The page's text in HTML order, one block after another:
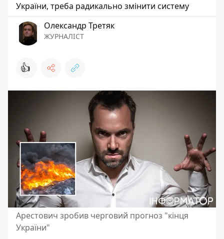
України, треба радикально змінити систему
Олександр Третяк
ЖУРНАЛІСТ
👍
Арестович зробив черговий прогноз "кінця
України"